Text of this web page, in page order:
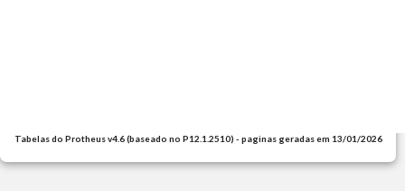
Tabelas do Protheus v4.6 (baseado no P12.1.2510) - paginas geradas em 13/01/2026